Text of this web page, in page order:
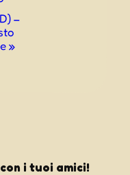
–
»
i tuoi amici!